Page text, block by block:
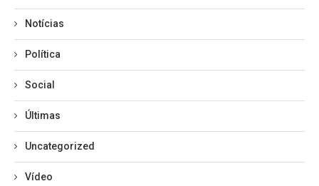
Notícias
Política
Social
Últimas
Uncategorized
Vídeo